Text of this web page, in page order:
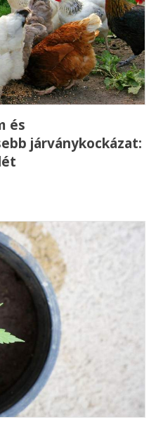
és
járványkockázat: